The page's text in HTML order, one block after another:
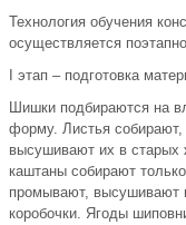
Технология обучения
осуществляется
I этап – подготовка
Шишки подбираются на
форму. Листья собирают,
высушивают их в старых
каштаны собирают
промывают, высушивают
коробочки. Ягоды